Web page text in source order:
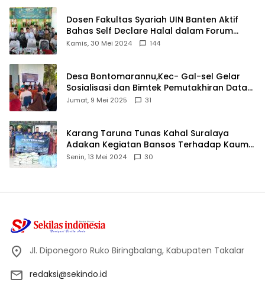
Dosen Fakultas Syariah UIN Banten Aktif
Bahas Self Declare Halal dalam Forum
Ijtima Ulama MUI
Kamis, 30 Mei 2024 144
Desa Bontomarannu,Kec- Gal-sel Gelar
Sosialisasi dan Bimtek Pemutakhiran Data
ID
Jumat, 9 Mei 2025 31
Karang Taruna Tunas Kahal Suralaya
Adakan Kegiatan Bansos Terhadap Kaum
Dhuafa dan Anak Yatim-Piatu
Senin, 13 Mei 2024 30
Jl. Diponegoro Ruko Biringbalang, Kabupaten Takalar
redaksi@sekindo.id